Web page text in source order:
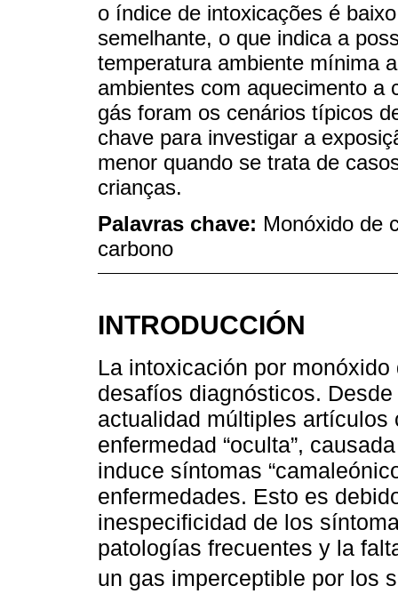
o índice de intoxicações é
semelhante, o que indica a
temperatura ambiente mínima
ambientes com aquecimento a
gás foram os cenários típicos
chave para investigar a
menor quando se trata de
crianças.
Palavras chave: Monóxido de
carbono
INTRODUCCIÓN
La intoxicación por
desafíos diagnósticos.
actualidad múltiples
enfermedad “oculta”,
induce síntomas
enfermedades. Esto es
inespecificidad de los
patologías frecuentes y la
un gas imperceptible por los